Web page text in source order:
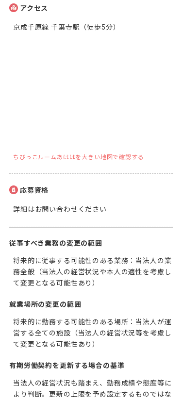
アクセス
京成千原線 千葉寺駅（徒歩5分）
ちびっこルームあははを大きい地図で確認する
応募資格
詳細はお問い合わせください
従事すべき業務の変更の範囲
将来的に従事する可能性のある業務：当法人の業
務全般（当法人の経営状況や本人の適性を考慮し
て変更となる可能性あり）
就業場所の変更の範囲
将来的に勤務する可能性のある場所：当法人が運
営する全ての施設（当法人の経営状況等を考慮し
て変更となる可能性あり）
有期労働契約を更新する場合の基準
当法人の経営状況も踏まえ、勤務成績や態度等に
より判断。更新の上限を予め設定するものではな